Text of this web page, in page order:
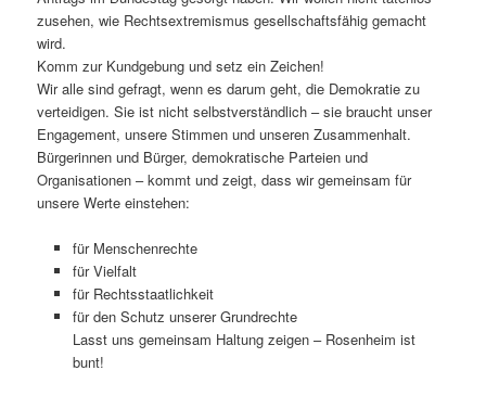
zusehen, wie Rechtsextremismus gesellschaftsfähig gemacht
wird.
Komm zur Kundgebung und setz ein Zeichen!
Wir alle sind gefragt, wenn es darum geht, die Demokratie zu
verteidigen. Sie ist nicht selbstverständlich – sie braucht unser
Engagement, unsere Stimmen und unseren Zusammenhalt.
Bürgerinnen und Bürger, demokratische Parteien und
Organisationen – kommt und zeigt, dass wir gemeinsam für
unsere Werte einstehen:
für Menschenrechte
für Vielfalt
für Rechtsstaatlichkeit
für den Schutz unserer Grundrechte
Lasst uns gemeinsam Haltung zeigen – Rosenheim ist
bunt!